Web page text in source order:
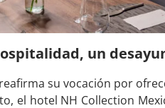
un
su vocación por
el hotel NH Collection